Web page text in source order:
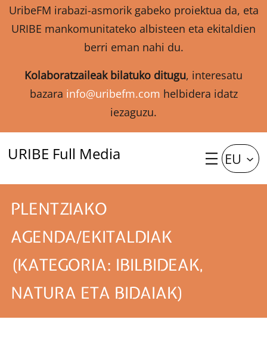
UribeFM irabazi-asmorik gabeko proiektua da, eta
URIBE mankomunitateko albisteen eta ekitaldien
berri eman nahi du.
Kolaboratzaileak bilatuko ditugu, interesatu
bazara info@uribefm.com helbidera idatz
iezaguzu.
URIBE Full Media EU
PLENTZIAKO
AGENDA/EKITALDIAK
(KATEGORIA: IBILBIDEAK,
NATURA ETA BIDAIAK)